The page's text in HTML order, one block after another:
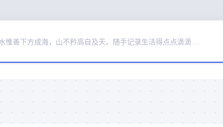
惟善下方成海，山不矜高自及天。随手记录生活得点点滴滴……